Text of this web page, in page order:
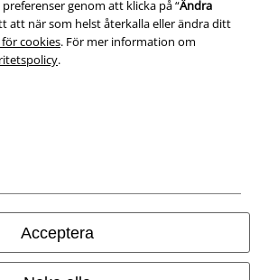
genom att klicka på “Ändra
att när som helst återkalla eller ändra ditt
cookies. För mer information om
.
Acceptera